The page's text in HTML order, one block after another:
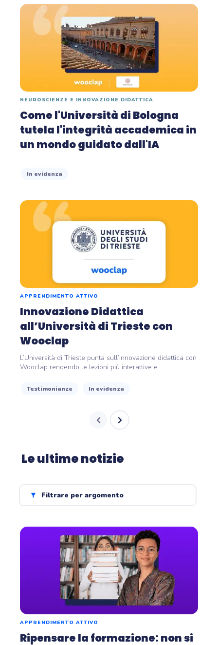
NEUROSCIENZE E INNOVAZIONE DIDATTICA
Come l'Università di Bologna
tutela l'integrità accademica in
un mondo guidato dall'IA
In evidenza
APPRENDIMENTO ATTIVO
Innovazione Didattica
all’Università di Trieste con
Wooclap
L’Università di Trieste punta sull’innovazione didattica con
Wooclap rendendo le lezioni più interattive e...
Testimonianze In evidenza
Le ultime notizie
Filtrare per argomento
APPRENDIMENTO ATTIVO
Ripensare la formazione: non si